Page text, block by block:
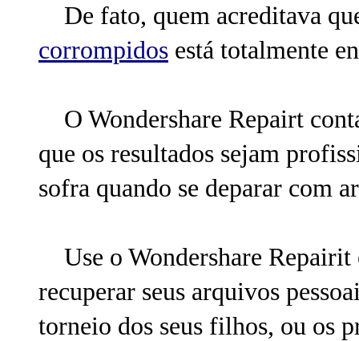
De fato, quem acreditava
corrompidos está totalmente
O Wondershare Repairt
que os resultados sejam
sofra quando se deparar com
Use o Wondershare Repairit
recuperar seus arquivos
torneio dos seus filhos, ou os